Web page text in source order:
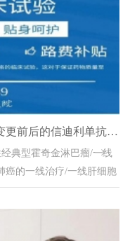
在中国健康男性受试者中评估工艺变更前后的信迪利单抗的PK相似
典型霍奇金淋巴瘤/一线
癌的一线治疗/一线肝细胞